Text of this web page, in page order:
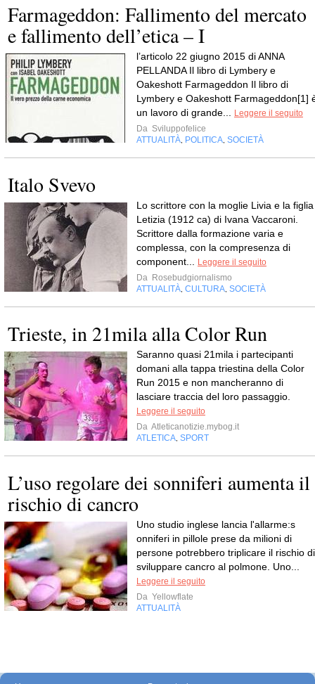
Farmageddon: Fallimento del mercato
e fallimento dell’etica – I
l’articolo 22 giugno 2015 di ANNA
PELLANDA Il libro di Lymbery e
Oakeshott Farmageddon Il libro di
Lymbery e Oakeshott Farmageddon[1]
un lavoro di grande...
Leggere il seguito
Da Sviluppofelice
ATTUALITÀ POLITICA SOCIETÀ
Italo Svevo
Lo scrittore con la moglie Livia e la figlia
Letizia (1912 ca) di Ivana Vaccaroni.
Scrittore dalla formazione varia e
complessa, con la compresenza di
component...
Leggere il seguito
Da Rosebudgiornalismo
ATTUALITÀ CULTURA SOCIETÀ
Trieste, in 21mila alla Color Run
Saranno quasi 21mila i partecipanti
domani alla tappa triestina della Color
Run 2015 e non mancheranno di
lasciare traccia del loro passaggio.
Leggere il seguito
Da Atleticanotizie.mybog.it
ATLETICA SPORT
L’uso regolare dei sonniferi aumenta il
rischio di cancro
Uno studio inglese lancia l'allarme:s
onniferi in pillole prese da milioni di
persone potrebbero triplicare il rischio di
sviluppare cancro al polmone. Uno...
Leggere il seguito
Da Yellowflate
ATTUALITÀ